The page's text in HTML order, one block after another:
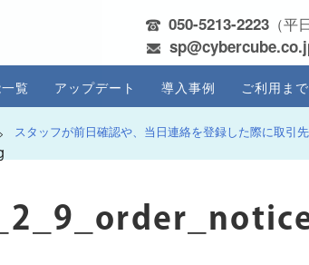
050-5213-2223 （平
覧 アップデート 導入事例 ご利用ま
> スタッフが前日確認や、当日連絡を登録した際に取引